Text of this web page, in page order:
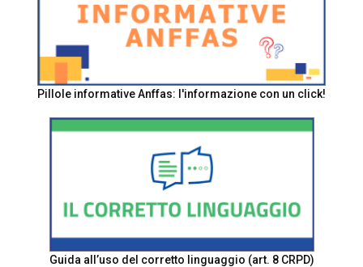
Pillole informative Anffas: l'informazione con un click!
Guida all’uso del corretto linguaggio (art. 8 CRPD)